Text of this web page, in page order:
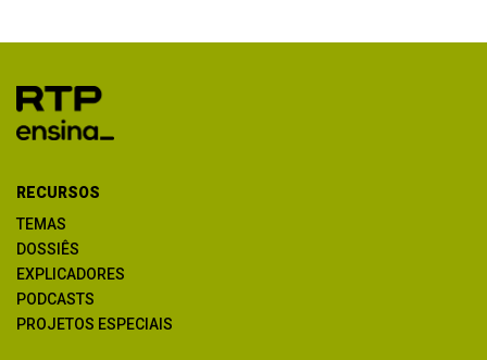
RECURSOS
TEMAS
DOSSIÊS
EXPLICADORES
PODCASTS
PROJETOS ESPECIAIS